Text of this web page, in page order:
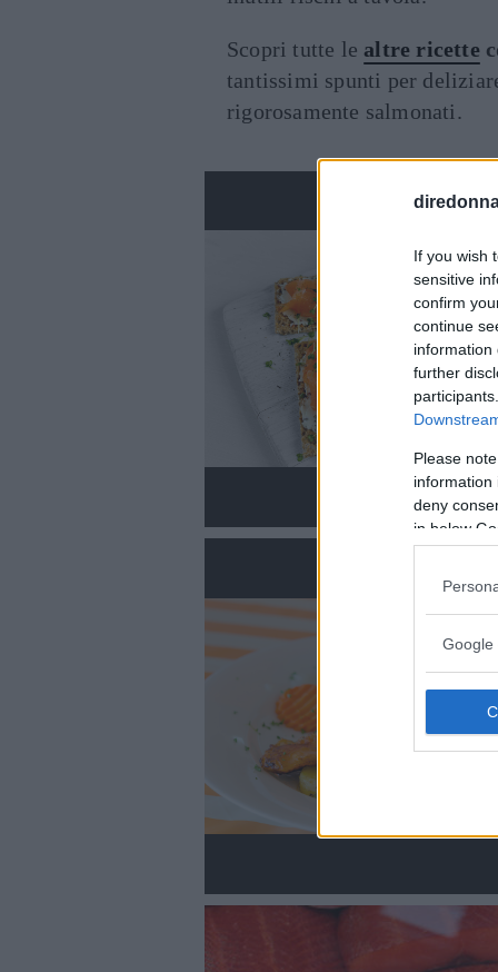
If you wish
sensitive
confirm
continue
information
further
Please
information
deny
in below
Google
Scopri tutte le altre ricette
tantissimi spunti per
rigorosamente salmonati.